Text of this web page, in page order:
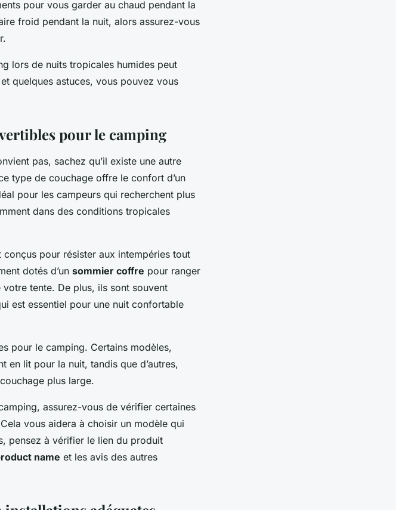
pour vous garder au chaud pendant la
froid pendant la nuit, alors assurez-vous
lors de nuits tropicales humides peut
quelques astuces, vous pouvez vous
pour le camping
pas, sachez qu’il existe une autre
type de couchage offre le confort d’un
pour les campeurs qui recherchent plus
dans des conditions tropicales
pour résister aux intempéries tout
dotés d’un sommier coffre pour ranger
tente. De plus, ils sont souvent
est essentiel pour une nuit confortable
pour le camping. Certains modèles,
en lit pour la nuit, tandis que d’autres,
plus large.
assurez-vous de vérifier certaines
vous aidera à choisir un modèle qui
pensez à vérifier le lien du produit
name et les avis des autres